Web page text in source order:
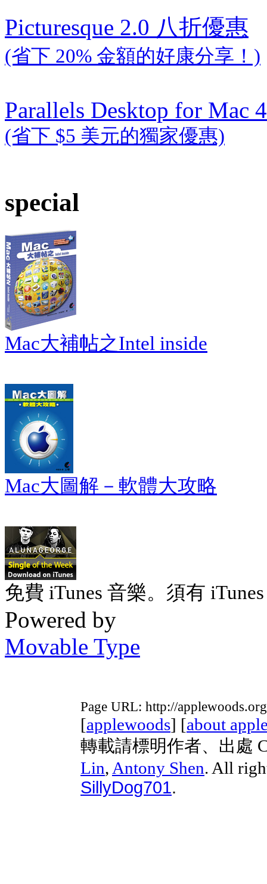
Picturesque 2.0 八折優惠
(省下 20% 金額的好康分享！)
Parallels Desktop for Mac
(省下 $5 美元的獨家優惠)
special
Mac大補帖之Intel inside
Mac大圖解－軟體大攻略
免費 iTunes 音樂。須有
Powered by
Movable Type
Page URL: http://
[applewoods] [about
轉載請標明作者、出處
Lin, Antony Shen. All
SillyDog701.